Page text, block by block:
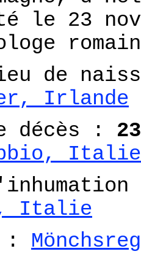
le 23
de
Irlande
décès :
Italie
Italie
: